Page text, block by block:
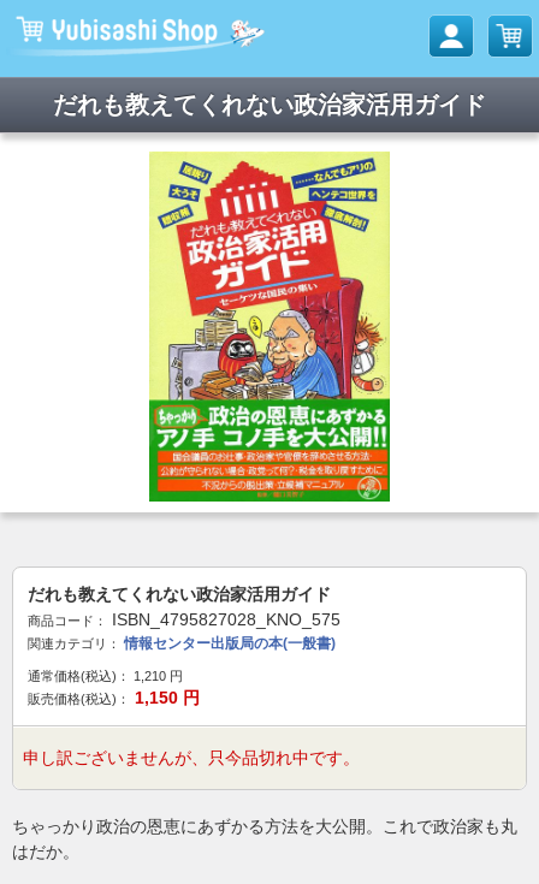
だれも教えてくれない政治家活用ガイド
だれも教えてくれない政治家活用ガイド
商品コード： ISBN_4795827028_KNO_575
関連カテゴリ： 情報センター出版局の本(一般書)
通常価格(税込)： 1,210 円
販売価格(税込)：
1,150 円
申し訳ございませんが、只今品切れ中です。
ちゃっかり政治の恩恵にあずかる方法を大公開。これで政治家も丸
はだか。